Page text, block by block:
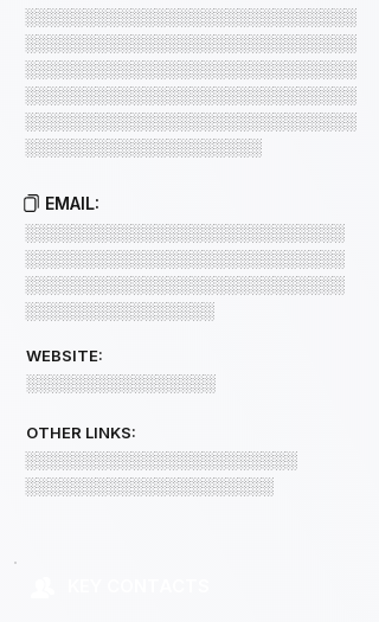
░░░░░░░░░░░░░░░░░░░░░░░░░░░░
░░░░░░░░░░░░░░░░░░░░░░░░░░░░
░░░░░░░░░░░░░░░░░░░░░░░░░░░░
░░░░░░░░░░░░░░░░░░░░░░░░░░░░
░░░░░░░░░░░░░░░░░░░░░░░░░░░░
░░░░░░░░░░░░░░░░░░░░
EMAIL:
░░░░░░░░░░░░░░░░░░░░░░░░░░░
░░░░░░░░░░░░░░░░░░░░░░░░░░░
░░░░░░░░░░░░░░░░░░░░░░░░░░░
░░░░░░░░░░░░░░░░
WEBSITE:
░░░░░░░░░░░░░░░░
OTHER LINKS:
░░░░░░░░░░░░░░░░░░░░░░░
░░░░░░░░░░░░░░░░░░░░░